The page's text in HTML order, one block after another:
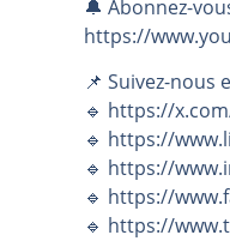
🔔 Abonnez-
https://
📌 Suivez-
🔹 https://
🔹 https://
🔹 https://
🔹 https://
🔹 https://